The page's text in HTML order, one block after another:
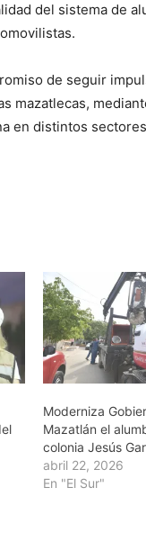
del sistema de
de seguir
mazatlecas,
en distintos
Moderniza
Mazatlán el
colonia Jesús
abril 22, 2026
En "El Sur"